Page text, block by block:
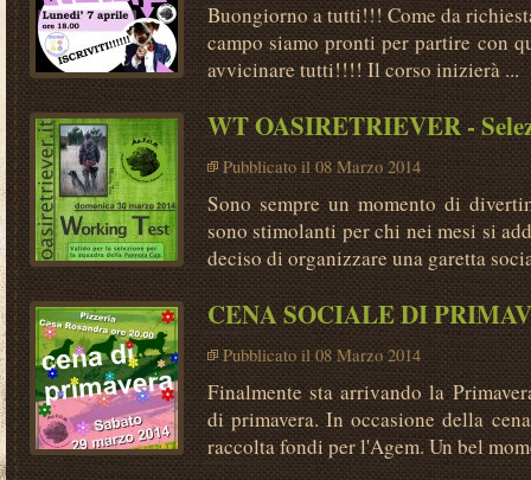
Buongiorno a tutti!!! Come da
campo siamo pronti per partire con
avvicinare tutti!!!! Il corso inizierà ...
WT OASIRETRIEVER -
Pubblicato il 08 Marzo 2014
Sono sempre un momento di
sono stimolanti per chi nei mesi si
deciso di organizzare una garetta
CENA SOCIALE DI
Pubblicato il 08 Marzo 2014
Finalmente sta arrivando la
di primavera. In occasione della
raccolta fondi per l'Agem. Un bel